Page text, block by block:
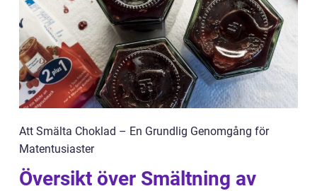
Att Smälta Choklad – En Grundlig Genomgång för
Matentusiaster
Översikt över Smältning av